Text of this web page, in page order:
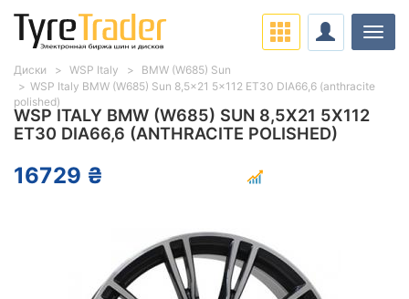
WSP ITALY BMW (W685) SUN 8,5X21 5X112
ET30 DIA66,6 (ANTHRACITE POLISHED)
16729 ₴
Диски WSP Italy
BMW (W685) Sun
WSP Italy BMW (W685) Sun 8,5x21 5x112 ET30 DIA66,6 (anthracite
polished)